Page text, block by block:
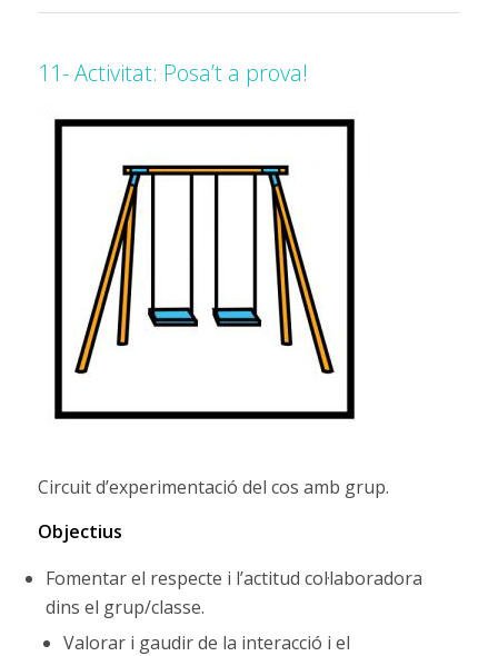
11- Activitat: Posa’t a prova!
Circuit d’experimentació del cos amb grup.
Objectius
Fomentar el respecte i l’actitud col·laboradora
dins el grup/classe.
Valorar i gaudir de la interacció i el